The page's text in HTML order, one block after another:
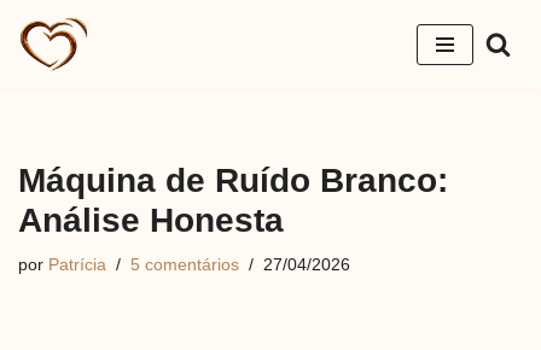
Pular
Máquina de Ruído Branco:
Análise Honesta
por Patrícia 5 comentários 27/04/2026